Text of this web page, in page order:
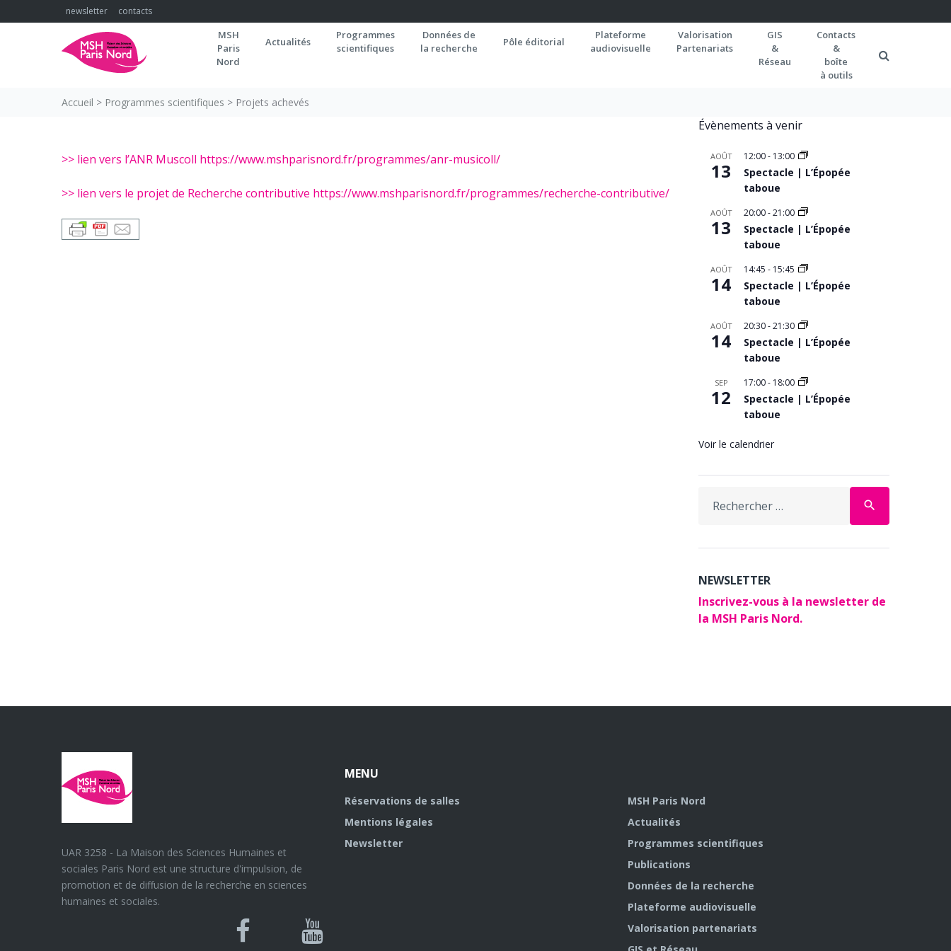
to
newsletter contacts
MSH
Paris
Nord
Actualités
Programmes
scientifiques
Données de
la recherche
Pôle éditorial
Plateforme
audiovisuelle
Valorisation
Partenariats
GIS
&
Réseau
Contacts
&
boîte
à outils
Accueil > Programmes scientifiques > Projets achevés
Projets
achevés
>> lien vers l’ANR Muscoll https://www.mshparisnord.fr/programmes/anr-musicoll/
>> lien vers le projet de Recherche contributive https://www.mshparisnord.fr/programmes/recherche-contributive/
Évènements à venir
AOÛT
13
12:00- 13:00
Spectacle | L’Épopée
taboue
AOÛT
13
20:00-21:00
Spectacle | L’Épopée
taboue
AOÛT
14
14:45 - 15:45
Spectacle | L’Épopée
taboue
AOÛT
14
20:30-21:30
Spectacle | L’Épopée
taboue
SEP
12
17:00- 18:00
Spectacle | L’Épopée
taboue
Voir le calendrier
for:
search
NEWSLETTER
Inscrivez-vous à la newsletter de
la MSH Paris Nord.
UAR 3258 - La Maison des Sciences Humaines et
sociales Paris Nord est une structure d'impulsion, de
promotion et de diffusion de la recherche en sciences
humaines et sociales.
Bluesky
Canal
MENU
Réservations de salles
Mentions légales
Newsletter
MSH Paris Nord
Actualités
Programmes scientifiques
Publications
Données de la recherche
Plateforme audiovisuelle
Valorisation partenariats